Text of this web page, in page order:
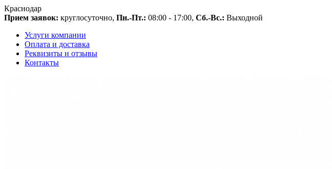
Краснодар
Прием заявок: круглосуточно, Пн.-Пт.: 08:00 - 17:00, Сб.-Вс.: Выходной
Услуги компании
Оплата и доставка
Реквизиты и отзывы
Контакты